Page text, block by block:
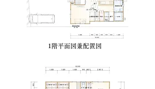
1階平面図兼配置図